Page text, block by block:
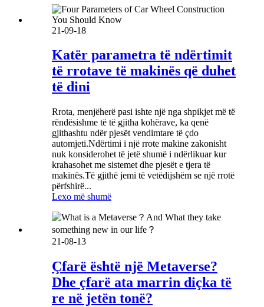
21-09-18
Katër parametra të ndërtimit
të rrotave të makinës që duhet
të dini
Rrota, menjëherë pasi ishte një nga shpikjet më të
rëndësishme të të gjitha kohërave, ka qenë
gjithashtu ndër pjesët vendimtare të çdo
automjeti.Ndërtimi i një rrote makine zakonisht
nuk konsiderohet të jetë shumë i ndërlikuar kur
krahasohet me sistemet dhe pjesët e tjera të
makinës.Të gjithë jemi të vetëdijshëm se një rrotë
përfshirë...
Lexo më shumë
21-08-13
Çfarë është një Metaverse?
Dhe çfarë ata marrin diçka të
re në jetën tonë?